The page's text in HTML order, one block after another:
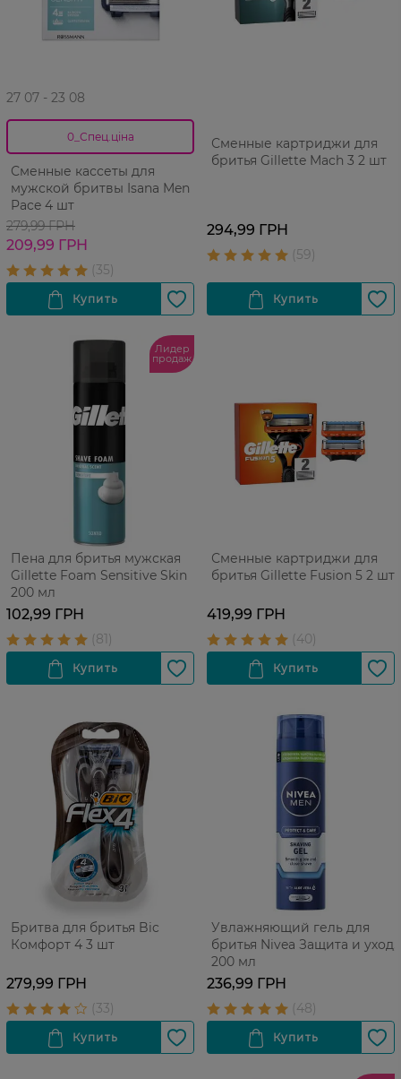
27 07 - 23 08
0_Спец.ціна
Сменные кассеты для
мужской бритвы Isana Men
Pace 4 шт
279,99 ГРН
209,99 ГРН
Сменные картриджи для
бритья Gillette Mach 3 2 шт
294,99 ГРН
Лидер
продаж
Пена для бритья мужская
Gillette Foam Sensitive Skin
200 мл
102,99 ГРН
Сменные картриджи для
бритья Gillette Fusion 5 2 шт
419,99 ГРН
Бритва для бритья Bic
Комфорт 4 3 шт
279,99 ГРН
Увлажняющий гель для
бритья Nivea Защита и уход,
200 мл
236,99 ГРН